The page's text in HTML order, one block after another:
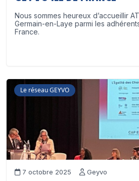
Nous sommes heureux d’accueillir
Germain-en-Laye parmi les
France.
Le réseau GEYVO
7 octobre 2025 Geyvo